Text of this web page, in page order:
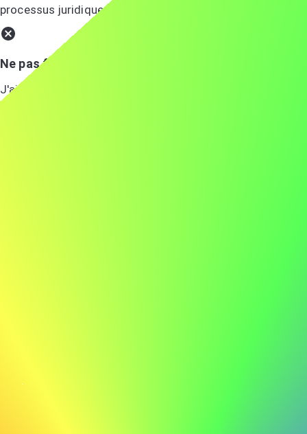
processus juridiques.
Ne pas faire
J'ai de l'expérience dans divers domaines du droit et j'ai